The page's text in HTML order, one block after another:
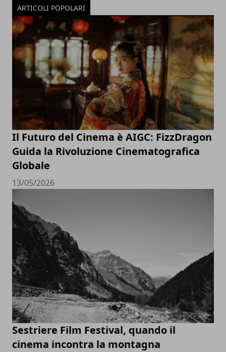
ARTICOLI POPOLARI
Il Futuro del Cinema è AIGC: FizzDragon
Guida la Rivoluzione Cinematografica
Globale
13/05/2026
Sestriere Film Festival, quando il
cinema incontra la montagna